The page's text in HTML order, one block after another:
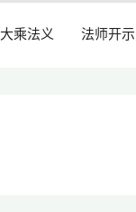
大乘法义 法师开示